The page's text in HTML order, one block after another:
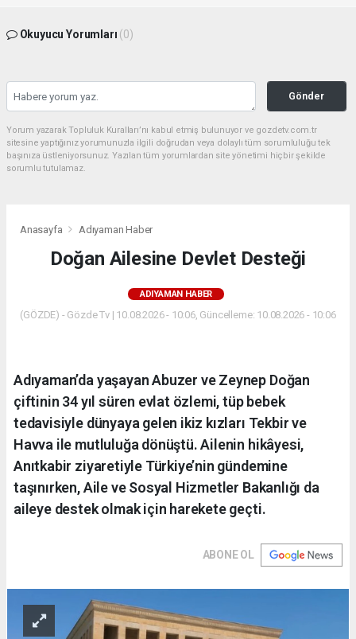
Okuyucu Yorumları (0)
Gönder
Yorum yazarak Topluluk Kuralları’nı kabul etmiş bulunuyor ve gozdetv.com.tr
sitesine yaptığınız yorumunuzla ilgili doğrudan veya dolaylı tüm sorumluluğu tek
başınıza üstleniyorsunuz. Yazılan tüm yorumlardan site yönetimi hiçbir şekilde
sorumlu tutulamaz.
Anasayfa Adıyaman Haber
Doğan Ailesine Devlet Desteği
ADIYAMAN HABER
(GÖZDE) - Gözde Tv | 10.08.2026 - 10:06, Güncelleme: 10.08.2026 - 10:06
Adıyaman’da yaşayan Abuzer ve Zeynep Doğan
çiftinin 34 yıl süren evlat özlemi, tüp bebek
tedavisiyle dünyaya gelen ikiz kızları Tekbir ve
Havva ile mutluluğa dönüştü. Ailenin hikâyesi,
Anıtkabir ziyaretiyle Türkiye’nin gündemine
taşınırken, Aile ve Sosyal Hizmetler Bakanlığı da
aileye destek olmak için harekete geçti.
ABONE OL